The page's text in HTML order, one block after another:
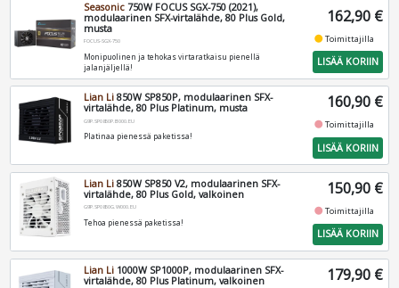
Seasonic 750W FOCUS SGX-750 (2021),
modulaarinen SFX-virtalähde, 80 Plus Gold,
musta
FOCUS-SGX-750
Monipuolinen ja tehokas virtaratkaisu pienellä
jalanjäljellä!
162,90 €
fiber_manual_recordToimittajilla
LISÄÄ KORIIN
Lian Li 850W SP850P, modulaarinen SFX-
virtalähde, 80 Plus Platinum, musta
G9P.SP0850P.B000.EU
Platinaa pienessä paketissa!
160,90 €
fiber_manual_recordToimittajilla
LISÄÄ KORIIN
Lian Li 850W SP850 V2, modulaarinen SFX-
virtalähde, 80 Plus Gold, valkoinen
G9P.SP0850G.W000.EU
Tehoa pienessä paketissa!
150,90 €
fiber_manual_recordToimittajilla
LISÄÄ KORIIN
Lian Li 1000W SP1000P, modulaarinen SFX-
virtalähde, 80 Plus Platinum, valkoinen
179,90 €